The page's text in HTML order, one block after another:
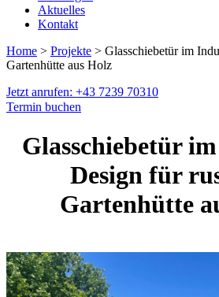
Aktuelles
Kontakt
Home > Projekte > Glasschiebetür im
Gartenhütte aus Holz
Jetzt anrufen: +43 7239 70310
Termin buchen
Glasschiebetür
Design für
Gartenhütte